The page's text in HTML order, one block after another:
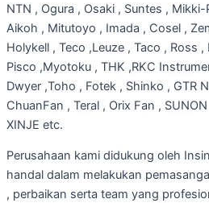
NTN , Ogura , Osaki , Suntes , Mikki-
Aikoh , Mitutoyo , Imada , Cosel ,
Holykell , Teco ,Leuze , Taco , Ross
Pisco ,Myotoku , THK ,RKC
Dwyer ,Toho , Fotek , Shinko , GTR
ChuanFan , Teral , Orix Fan ,
XINJE etc.
Perusahaan kami didukung oleh
handal dalam melakukan
, perbaikan serta team yang